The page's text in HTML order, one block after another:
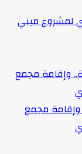
لمشروع مبني
وإقامة مجمع